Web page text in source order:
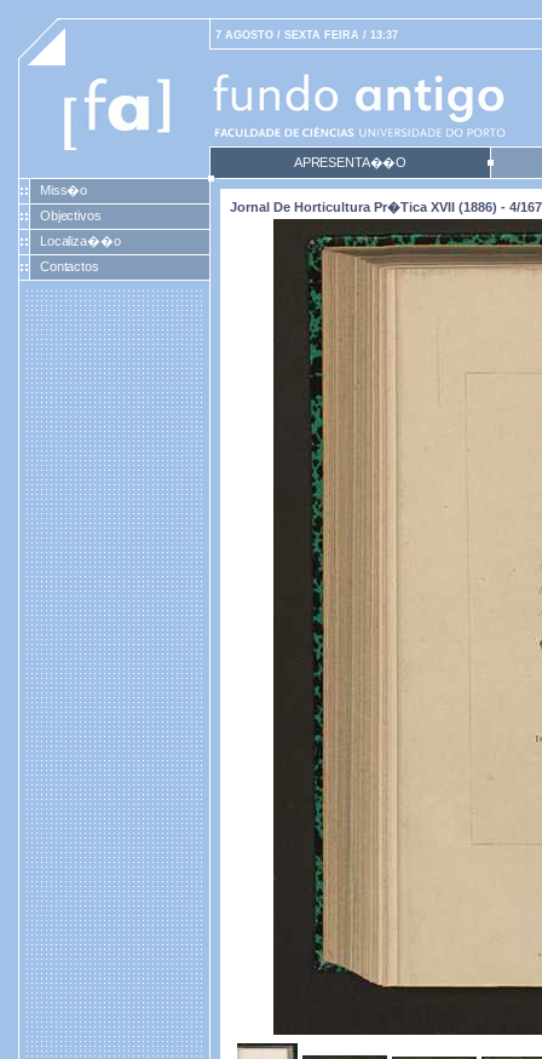
7 AGOSTO / SEXTA FEIRA / 13:37
APRESENTA��O
Miss�o
Objectivos
Localiza��o
Contactos
Jornal De Horticultura Pr�tica XVII (1886) - 4/167